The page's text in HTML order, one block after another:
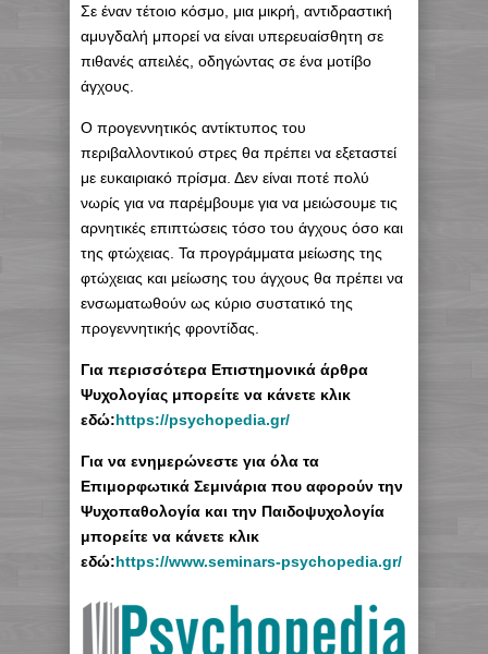
Σε έναν τέτοιο κόσμο, μια μικρή, αντιδραστική
αμυγδαλή μπορεί να είναι υπερευαίσθητη σε
πιθανές απειλές, οδηγώντας σε ένα μοτίβο
άγχους.
Ο προγεννητικός αντίκτυπος του
περιβαλλοντικού στρες θα πρέπει να εξεταστεί
με ευκαιριακό πρίσμα. Δεν είναι ποτέ πολύ
νωρίς για να παρέμβουμε για να μειώσουμε τις
αρνητικές επιπτώσεις τόσο του άγχους όσο και
της φτώχειας. Τα προγράμματα μείωσης της
φτώχειας και μείωσης του άγχους θα πρέπει να
ενσωματωθούν ως κύριο συστατικό της
προγεννητικής φροντίδας.
Για περισσότερα Επιστημονικά άρθρα
Ψυχολογίας μπορείτε να κάνετε κλικ
εδώ:https://psychopedia.gr/
Για να ενημερώνεστε για όλα τα
Επιμορφωτικά Σεμινάρια που αφορούν την
Ψυχοπαθολογία και την Παιδοψυχολογία
μπορείτε να κάνετε κλικ
εδώ:https://www.seminars-psychopedia.gr/